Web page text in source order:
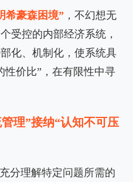
希豪森困境” ，不幻想无
受控的内部经济系统，
化、机制化，使系统具
性价比”，在有限性中寻
理”接纳“认知不可压
分理解特定问题所需的